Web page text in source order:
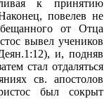
к принятию
повелев не
от Отца
вывел учеников
и, подняв
стал отдаляться
св. апостолов
был сокрыт